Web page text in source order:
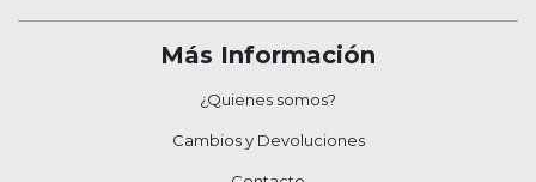
Más Información
¿Quienes somos?
Cambios y Devoluciones